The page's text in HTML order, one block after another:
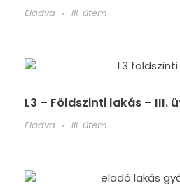
Eladva III. ütem
L3 – Földszinti lakás – III.
Eladva III. ütem